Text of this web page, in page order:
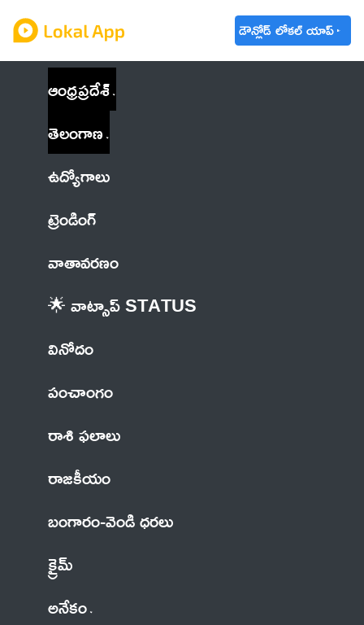
డౌన్లోడ్ లోకల్ యాప్
ఆంధ్రప్రదేశ్
తెలంగాణ
ఉద్యోగాలు
ట్రెండింగ్
వాతావరణం
🌟 వాట్సాప్ STATUS
వినోదం
పంచాంగం
రాశి ఫలాలు
రాజకీయం
బంగారం-వెండి ధరలు
క్రైమ్
అనేకం